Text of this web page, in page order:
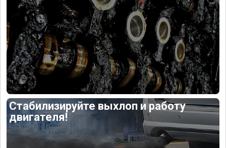
Стабилизируйте выхлоп и работу
двигателя!